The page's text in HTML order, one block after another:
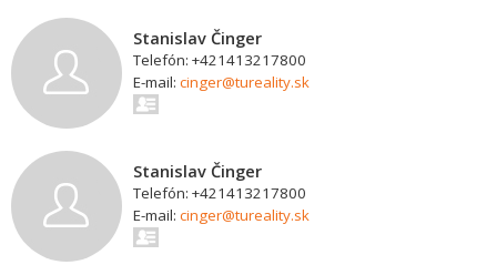
Stanislav Činger
Telefón: +421413217800
E-mail: cinger@tureality.sk
Stanislav Činger
Telefón: +421413217800
E-mail: cinger@tureality.sk